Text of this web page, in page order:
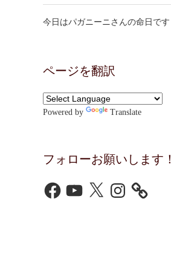
今日はパガニーニさんの命日です
ページを翻訳
Powered by Translate
フォローお願いします！
FacebookYouTube
X Instagram